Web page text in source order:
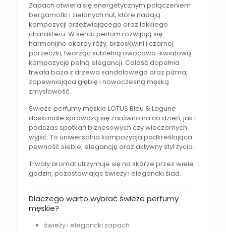
Zapach otwiera się energetycznym połączeniem
bergamotki i zielonych nut, które nadają
kompozycji orzeźwiającego oraz lekkiego
charakteru. W sercu perfum rozwijają się
harmonijne akordy róży, brzoskwini i czarnej
porzeczki, tworząc subtelną owocowo-kwiatową
kompozycję pełną elegancji. Całość dopełnia
trwała baza z drzewa sandałowego oraz piżma,
zapewniająca głębię i nowoczesną męską
zmysłowość.
Świeże perfumy męskie LOTUS Bleu & Lagune
doskonale sprawdzą się zarówno na co dzień, jak i
podczas spotkań biznesowych czy wieczornych
wyjść. To uniwersalna kompozycja podkreślająca
pewność siebie, elegancję oraz aktywny styl życia.
Trwały aromat utrzymuje się na skórze przez wiele
godzin, pozostawiając świeży i elegancki ślad.
Dlaczego warto wybrać świeże perfumy
męskie?
świeży i elegancki zapach